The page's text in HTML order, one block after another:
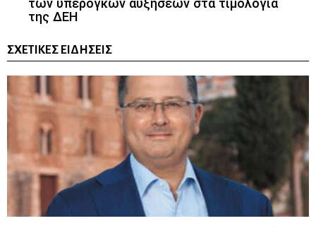
των υπέρογκων αυξήσεων στα τιμολόγια
της ΔΕΗ
ΣΧΕΤΙΚΈΣ ΕΙΔΉΣΕΙΣ